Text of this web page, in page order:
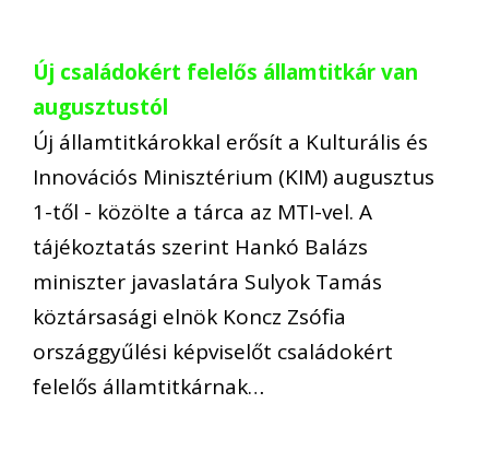
Új családokért felelős államtitkár van
augusztustól
Új államtitkárokkal erősít a Kulturális és
Innovációs Minisztérium (KIM) augusztus
1-től - közölte a tárca az MTI-vel. A
tájékoztatás szerint Hankó Balázs
miniszter javaslatára Sulyok Tamás
köztársasági elnök Koncz Zsófia
országgyűlési képviselőt családokért
felelős államtitkárnak…